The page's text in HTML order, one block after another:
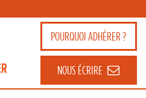
POURQUOIADHÉRER ?
NOUS ÉCRIRE